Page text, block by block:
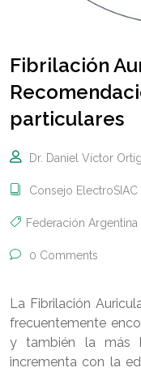
Fibrilación
particulares
Dr. Daniel Víctor
Consejo ElectroSIAC
Federación
0 Comments
La Fibrilación
frecuentemente
y también la más
incrementa con la